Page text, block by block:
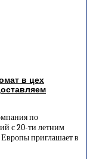
в цех
по
с 20-ти летним
приглашает в